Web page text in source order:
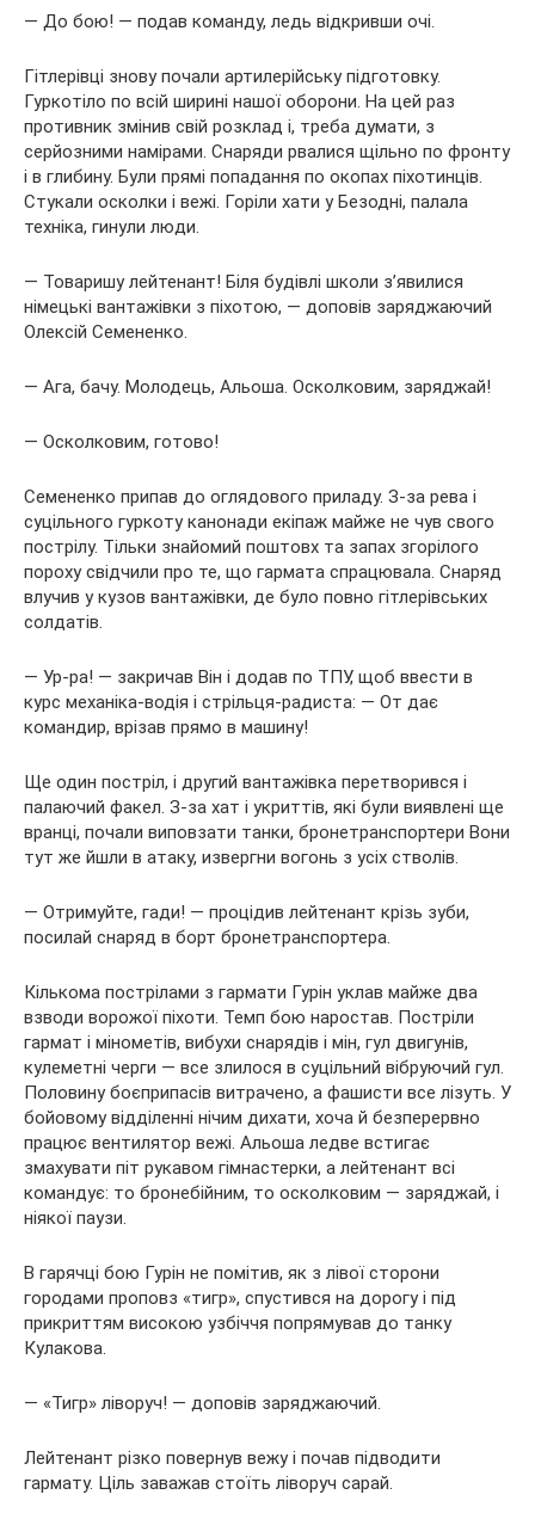
— До бою! — подав команду, ледь відкривши очі.
Гітлерівці знову почали артилерійську підготовку.
Гуркотіло по всій ширині нашої оборони. На цей раз
противник змінив свій розклад і, треба думати, з
серйозними намірами. Снаряди рвалися щільно по фронту
і в глибину. Були прямі попадання по окопах піхотинців.
Стукали осколки і вежі. Горіли хати у Безодні, палала
техніка, гинули люди.
— Товаришу лейтенант! Біля будівлі школи з’явилися
німецькі вантажівки з піхотою, — доповів заряджаючий
Олексій Семененко.
— Ага, бачу. Молодець, Альоша. Осколковим, заряджай!
— Осколковим, готово!
Семененко припав до оглядового приладу. З-за рева і
суцільного гуркоту канонади екіпаж майже не чув свого
пострілу. Тільки знайомий поштовх та запах згорілого
пороху свідчили про те, що гармата спрацювала. Снаряд
влучив у кузов вантажівки, де було повно гітлерівських
солдатів.
— Ур-ра! — закричав Він і додав по ТПУ, щоб ввести в
курс механіка-водія і стрільця-радиста: — От дає
командир, врізав прямо в машину!
Ще один постріл, і другий вантажівка перетворився і
палаючий факел. З-за хат і укриттів, які були виявлені ще
вранці, почали виповзати танки, бронетранспортери Вони
тут же йшли в атаку, извергни вогонь з усіх стволів.
— Отримуйте, гади! — процідив лейтенант крізь зуби,
посилай снаряд в борт бронетранспортера.
Кількома пострілами з гармати Гурін уклав майже два
взводи ворожої піхоти. Темп бою наростав. Постріли
гармат і мінометів, вибухи снарядів і мін, гул двигунів,
кулеметні черги — все злилося в суцільний вібруючий гул.
Половину боєприпасів витрачено, а фашисти все лізуть. У
бойовому відділенні нічим дихати, хоча й безперервно
працює вентилятор вежі. Альоша ледве встигає
змахувати піт рукавом гімнастерки, а лейтенант всі
командує: то бронебійним, то осколковим — заряджай, і
ніякої паузи.
В гарячці бою Гурін не помітив, як з лівої сторони
городами проповз «тигр», спустився на дорогу і під
прикриттям високою узбіччя попрямував до танку
Кулакова.
— «Тигр» ліворуч! — доповів заряджаючий.
Лейтенант різко повернув вежу і почав підводити
гармату. Ціль заважав стоїть ліворуч сарай.